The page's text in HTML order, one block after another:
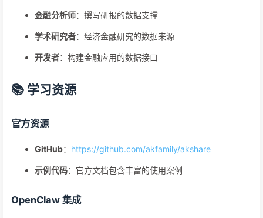
金融分析师：撰写研报的数据支撑
学术研究者：经济金融研究的数据来源
开发者：构建金融应用的数据接口
📚 学习资源
官方资源
GitHub： https://github.com/akfamily/akshare
示例代码：官方文档包含丰富的使用案例
OpenClaw 集成